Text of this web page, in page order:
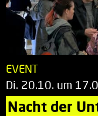
EVENT
Di. 20.10. um
Nacht der